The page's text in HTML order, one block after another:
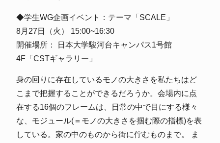
◆学生WG企画イベント：テーマ「SCALE」
8月27日（火） 15:00~16:30
開催場所： 日本大学駿河台キャンパス1号館
4F「CSTギャラリー」
身の回りに存在しているモノの大きさを私たちはど
こまで把握することができるだろうか。会場内に点
在する16個のフレームは、日常の中で目にする様々
な、モジュール(＝モノの大きさを掴む際の指標)を表
している。家の中のものから街に佇むものまで。 ま